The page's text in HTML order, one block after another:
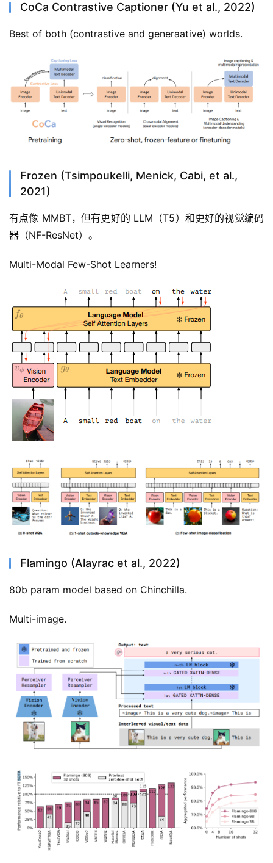
CoCa Contrastive Captioner (Yu et al., 2022)
Best of both (contrastive and generaative) worlds.
Frozen (Tsimpoukelli, Menick, Cabi, et al.,
2021)
有点像 MMBT，但有更好的 LLM（T5）和更好的视觉编码
器（NF-ResNet）。
Multi-Modal Few-Shot Learners!
Flamingo (Alayrac et al., 2022)
80b param model based on Chinchilla.
Multi-image.